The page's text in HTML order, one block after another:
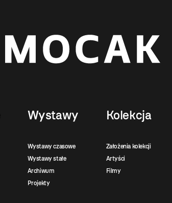
Wystawy
Wystawy czasowe
Wystawy stałe
Archiwum
Projekty
Kolekcja
Założenia kolekcji
Artyści
Filmy